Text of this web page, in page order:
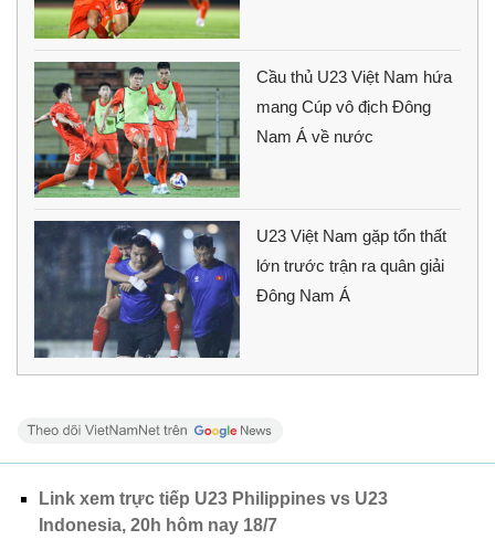
Cầu thủ U23 Việt Nam hứa
mang Cúp vô địch Đông
Nam Á về nước
U23 Việt Nam gặp tổn thất
lớn trước trận ra quân giải
Đông Nam Á
Link xem trực tiếp U23 Philippines vs U23
Indonesia, 20h hôm nay 18/7